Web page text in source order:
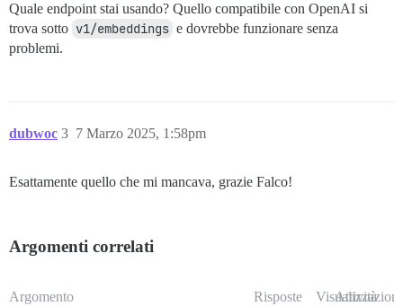
Quale endpoint stai usando? Quello compatibile con OpenAI si
trova sotto v1/embeddings e dovrebbe funzionare senza
problemi.
dubwoc 7 Marzo 2025, 1:58pm
3
Esattamente quello che mi mancava, grazie Falco!
Argomenti correlati
Argomento Risposte Visualizzazioni
Attività